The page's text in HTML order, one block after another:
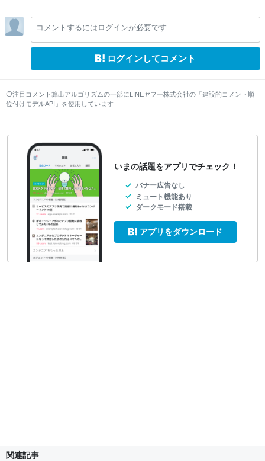
コメントするにはログインが必要です
ログインしてコメント
注目コメント算出アルゴリズムの一部にLINEヤフー株式会社の「建設的コメント順
位付けモデルAPI」を使用しています
いまの話題をアプリでチェック！
バナー広告なし
ミュート機能あり
ダークモード搭載
アプリをダウンロード
関連記事